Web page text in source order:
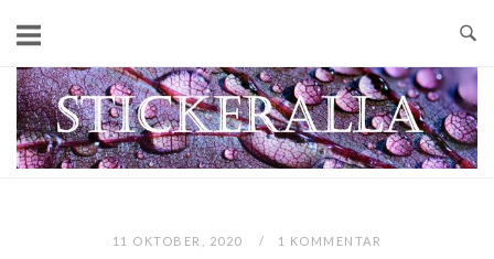
content
Home
11 OKTOBER, 2020 1 KOMMENTAR